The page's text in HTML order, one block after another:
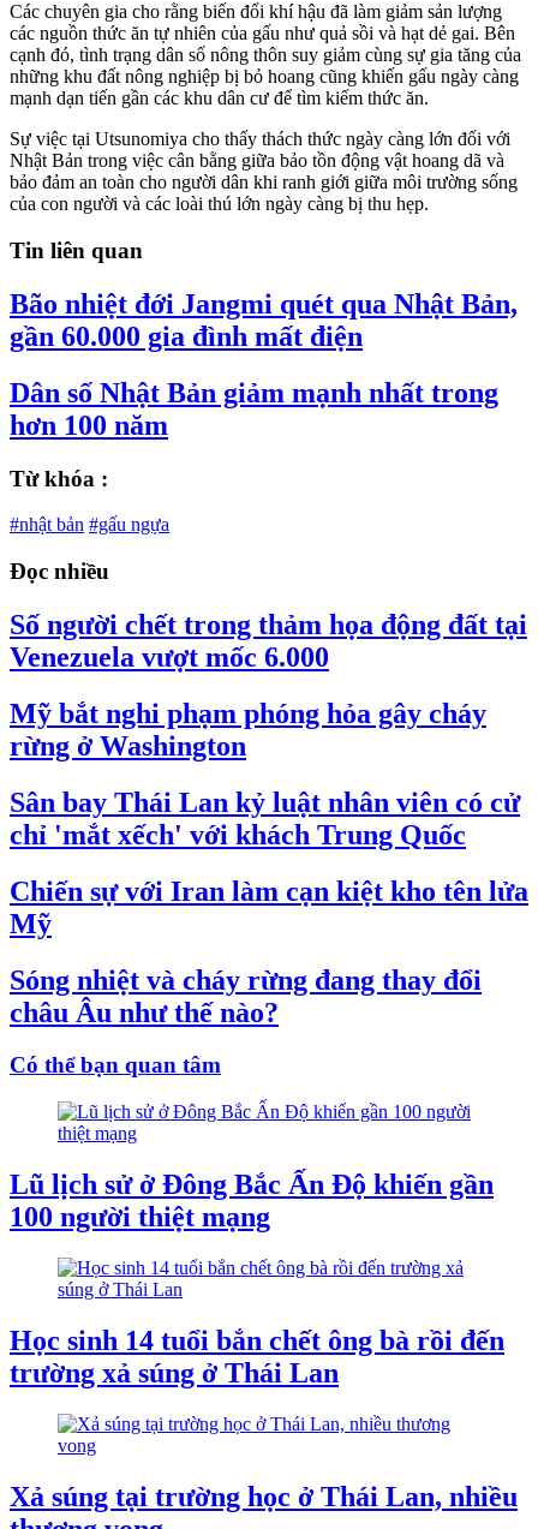
Các chuyên gia cho rằng biến đổi khí hậu đã làm giảm sản lượng
các nguồn thức ăn tự nhiên của gấu như quả sồi và hạt dẻ gai. Bên
cạnh đó, tình trạng dân số nông thôn suy giảm cùng sự gia tăng của
những khu đất nông nghiệp bị bỏ hoang cũng khiến gấu ngày càng
mạnh dạn tiến gần các khu dân cư để tìm kiếm thức ăn.
Sự việc tại Utsunomiya cho thấy thách thức ngày càng lớn đối với
Nhật Bản trong việc cân bằng giữa bảo tồn động vật hoang dã và
bảo đảm an toàn cho người dân khi ranh giới giữa môi trường sống
của con người và các loài thú lớn ngày càng bị thu hẹp.
Tin liên quan
Bão nhiệt đới Jangmi quét qua Nhật Bản,
gần 60.000 gia đình mất điện
Dân số Nhật Bản giảm mạnh nhất trong
hơn 100 năm
Từ khóa :
#nhật bản #gấu ngựa
Đọc nhiều
Số người chết trong thảm họa động đất tại
Venezuela vượt mốc 6.000
Mỹ bắt nghi phạm phóng hỏa gây cháy
rừng ở Washington
Sân bay Thái Lan kỷ luật nhân viên có cử
chỉ 'mắt xếch' với khách Trung Quốc
Chiến sự với Iran làm cạn kiệt kho tên lửa
Mỹ
Sóng nhiệt và cháy rừng đang thay đổi
châu Âu như thế nào?
Có thể bạn quan tâm
Lũ lịch sử ở Đông Bắc Ấn Độ khiến gần
100 người thiệt mạng
Học sinh 14 tuổi bắn chết ông bà rồi đến
trường xả súng ở Thái Lan
Xả súng tại trường học ở Thái Lan, nhiều